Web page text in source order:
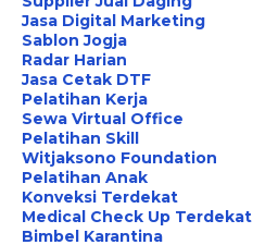
Jasa Digital Marketing
Sablon Jogja
Radar Harian
Jasa Cetak DTF
Pelatihan Kerja
Sewa Virtual Office
Pelatihan Skill
Witjaksono Foundation
Pelatihan Anak
Konveksi Terdekat
Medical Check Up Terdekat
Bimbel Karantina